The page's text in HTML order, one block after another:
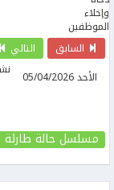
السابق التالي
الأحد 05/04/2026
مسلسل حالة طارئة